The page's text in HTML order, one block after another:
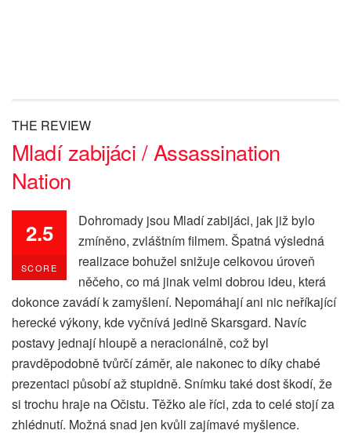
THE REVIEW
Mladí zabijáci / Assassination
Nation
2.5
SCORE
Dohromady jsou Mladí zabijáci, jak již bylo
zmíněno, zvláštním filmem. Špatná výsledná
realizace bohužel snižuje celkovou úroveň
něčeho, co má jinak velmi dobrou ideu, která
dokonce zavádí k zamyšlení. Nepomáhají ani nic neříkající
herecké výkony, kde vyčnívá jedině Skarsgard. Navíc
postavy jednají hloupě a neracionálně, což byl
pravděpodobně tvůrčí záměr, ale nakonec to díky chabé
prezentaci působí až stupidně. Snímku také dost škodí, že
si trochu hraje na Očistu. Těžko ale říci, zda to celé stojí za
zhlédnutí. Možná snad jen kvůli zajímavé myšlence.